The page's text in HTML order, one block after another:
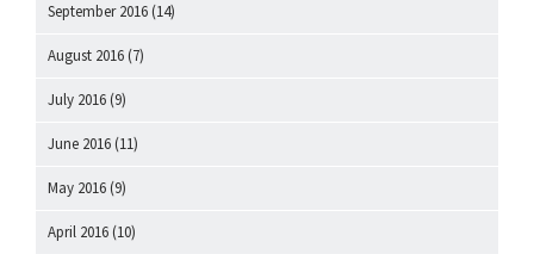
September 2016 (14)
August 2016 (7)
July 2016 (9)
June 2016 (11)
May 2016 (9)
April 2016 (10)